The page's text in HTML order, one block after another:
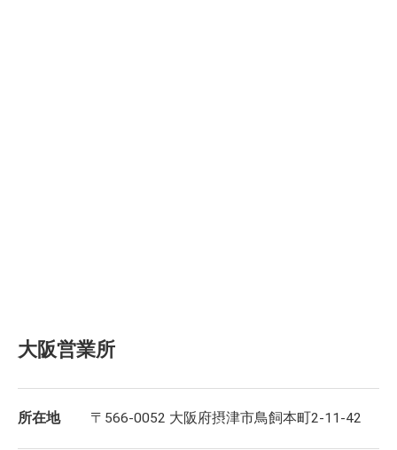
大阪営業所
所在地 〒566-0052 大阪府摂津市鳥飼本町2-11-42